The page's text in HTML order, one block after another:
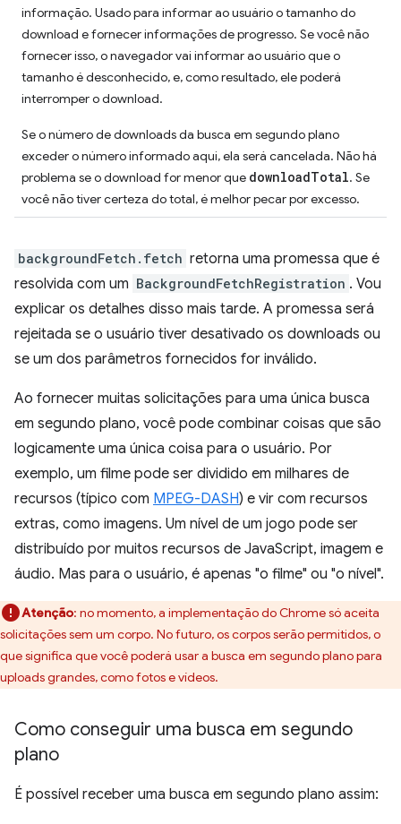
informação. Usado para informar ao usuário o tamanho do
download e fornecer informações de progresso. Se você não
fornecer isso, o navegador vai informar ao usuário que o
tamanho é desconhecido, e, como resultado, ele poderá
interromper o download.
Se o número de downloads da busca em segundo plano
exceder o número informado aqui, ela será cancelada. Não há
problema se o download for menor que downloadTotal. Se
você não tiver certeza do total, é melhor pecar por excesso.
backgroundFetch.fetch retorna uma promessa que é
resolvida com um BackgroundFetchRegistration . Vou
explicar os detalhes disso mais tarde. A promessa será
rejeitada se o usuário tiver desativado os downloads ou
se um dos parâmetros fornecidos for inválido.
Ao fornecer muitas solicitações para uma única busca
em segundo plano, você pode combinar coisas que são
logicamente uma única coisa para o usuário. Por
exemplo, um filme pode ser dividido em milhares de
recursos (típico com MPEG-DASH) e vir com recursos
extras, como imagens. Um nível de um jogo pode ser
distribuído por muitos recursos de JavaScript, imagem e
áudio. Mas para o usuário, é apenas "o filme" ou "o nível".
Atenção: no momento, a implementação do Chrome só aceita
solicitações sem um corpo. No futuro, os corpos serão permitidos, o
que significa que você poderá usar a busca em segundo plano para
uploads grandes, como fotos e vídeos.
Como conseguir uma busca em segundo
plano
É possível receber uma busca em segundo plano assim: